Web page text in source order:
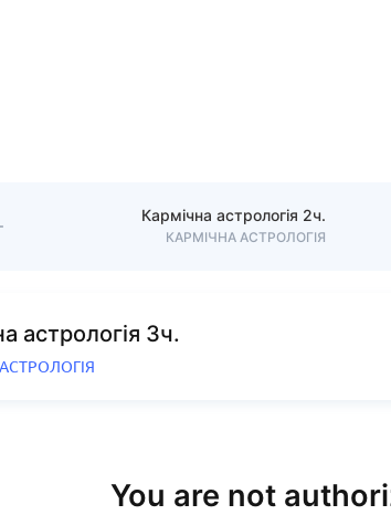
Кармічна астрологія 2ч.
КАРМІЧНА АСТРОЛОГІЯ
астрологія 3ч.
You are not